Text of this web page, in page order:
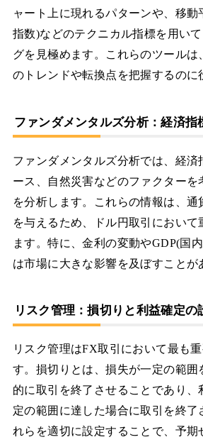
ャート上に現れるパターンや、移動
指数)などのテクニカル指標を用い
グを見極めます。これらのツール
のトレンドや転換点を把握するのに
ファンダメンタルズ分析：経済指
ファンダメンタルズ分析では、経済
ース、自然災害などのファクターを
を分析します。これらの情報は、
を与えるため、ドル円取引において
ます。特に、金利の変動やGDP(国
は市場に大きな影響を及ぼすことが
リスク管理：損切りと利益確定の
リスク管理はFX取引において最も
す。損切りとは、損失が一定の範囲
的に取引を終了させることであり、
定の範囲に達した場合に取引を終了
れらを適切に設定することで、予期